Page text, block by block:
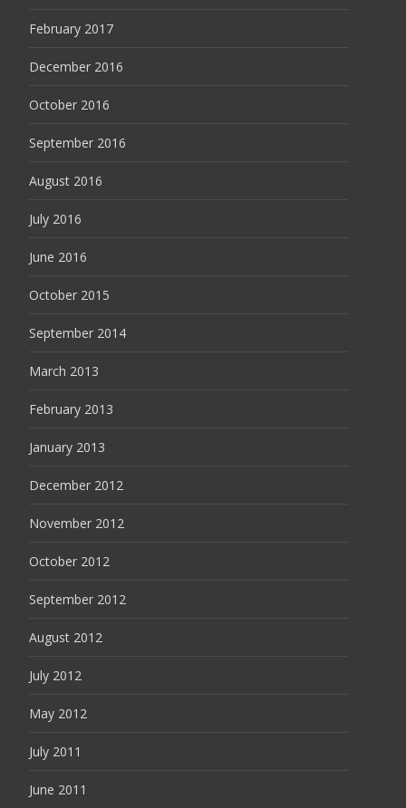
February 2017
December 2016
October 2016
September 2016
August 2016
July 2016
June 2016
October 2015
September 2014
March 2013
February 2013
January 2013
December 2012
November 2012
October 2012
September 2012
August 2012
July 2012
May 2012
July 2011
June 2011